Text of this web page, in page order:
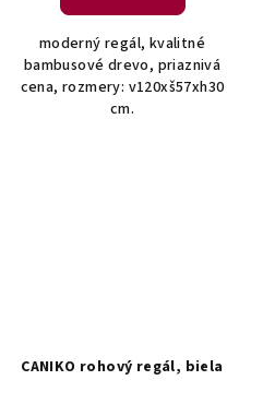
moderný regál, kvalitné
bambusové drevo, priaznivá
cena, rozmery: v120xš57xh30
cm.
CANIKO rohový regál, biela